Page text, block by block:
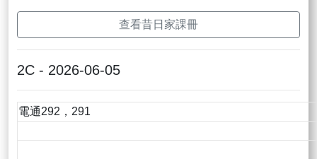
查看昔日家課冊
2C - 2026-06-05
電通292，291